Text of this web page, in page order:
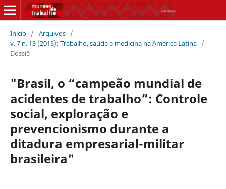
Início / Arquivos /
v. 7 n. 13 (2015): Trabalho, saúde e medicina na América Latina /
Dossiê
"Brasil, o “campeão mundial de
acidentes de trabalho”: Controle
social, exploração e
prevencionismo durante a
ditadura empresarial-militar
brasileira"